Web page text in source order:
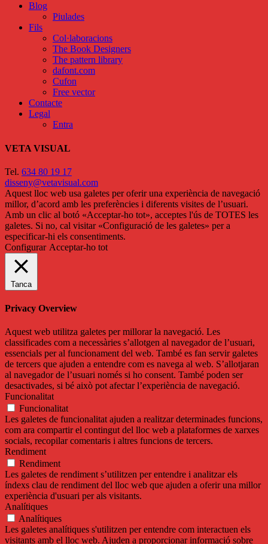
Blog
Piulades
Fils
Col·laboracions
The Book Designers
The pattern library
dafont.com
Cufon
Free vector
Contacte
Legal
Entra
VETA VISUAL
Tel. 634 80 19 17
disseny@vetavisual.com
Aquest lloc web usa galetes per oferir una experiència de navegació
millor, d’acord amb les preferències i diferents visites de l’usuari.
Amb un clic al botó «Acceptar-ho tot», acceptes l'ús de TOTES les
galetes. Si no, cal visitar «Configuració de les galetes» per a
especificar-hi els consentiments.
Configurar Acceptar-ho tot
Tanca
Privacy Overview
Aquest web utilitza galetes per millorar la navegació. Les
classificades com a necessàries s’allotgen al navegador de l’usuari,
essencials per al funcionament del web. També es fan servir galetes
de tercers que ajuden a entendre com es navega al web. S’allotjaran
al navegador de l’usuari només si ho consent. També poden ser
desactivades, si bé això pot afectar l’experiència de navegació.
Funcionalitat
Funcionalitat
Les galetes de funcionalitat ajuden a realitzar determinades funcions,
com ara compartir el contingut del lloc web a plataformes de xarxes
socials, recopilar comentaris i altres funcions de tercers.
Rendiment
Rendiment
Les galetes de rendiment s’utilitzen per entendre i analitzar els
índexs clau de rendiment del lloc web que ajuden a oferir una millor
experiència d'usuari per als visitants.
Analítiques
Analítiques
Les galetes analítiques s'utilitzen per entendre com interactuen els
visitants amb el lloc web. Ajuden a proporcionar informació sobre